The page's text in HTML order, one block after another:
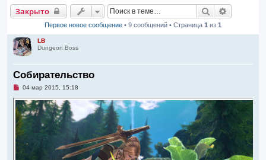
Закрыто Поиск
Первое новое сообщение • 9 сообщений • Страница 1 из 1
LB
Dungeon Boss
Собирательство
Н
п
р
о
ч
и
т
н
04 мар 2015, 15:18